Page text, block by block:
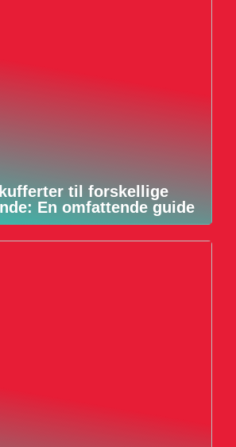
til forskellige
En omfattende guide